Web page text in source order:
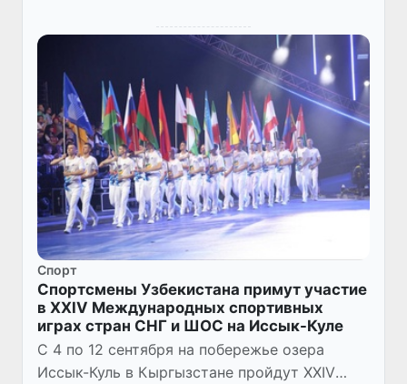
Спорт
Спортсмены Узбекистана примут участие
в XXIV Международных спортивных
играх стран СНГ и ШОС на Иссык-Куле
С 4 по 12 сентября на побережье озера
Иссык-Куль в Кыргызстане пройдут XXIV